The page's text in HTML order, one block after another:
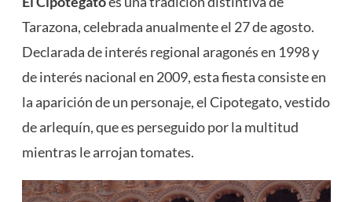
Tarazona, celebrada anualmente el 27 de agosto.
Declarada de interés regional aragonés en 1998 y
de interés nacional en 2009, esta fiesta consiste en
la aparición de un personaje, el Cipotegato, vestido
de arlequín, que es perseguido por la multitud
mientras le arrojan tomates​​.